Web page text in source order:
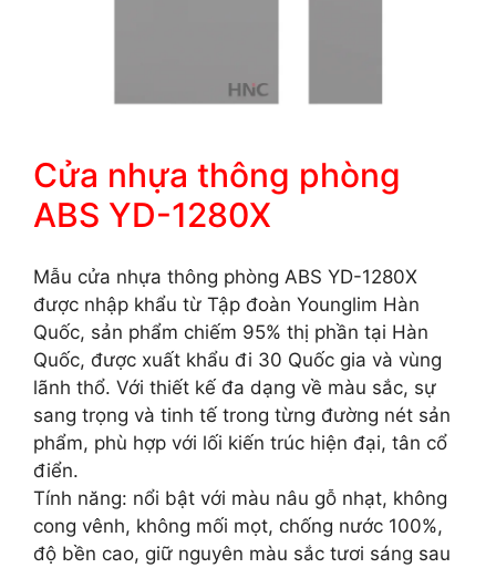
Cửa nhựa thông phòng
ABS YD-1280X
Mẫu cửa nhựa thông phòng ABS YD-1280X
được nhập khẩu từ Tập đoàn Younglim Hàn
Quốc, sản phẩm chiếm 95% thị phần tại Hàn
Quốc, được xuất khẩu đi 30 Quốc gia và vùng
lãnh thổ. Với thiết kế đa dạng về màu sắc, sự
sang trọng và tinh tế trong từng đường nét sản
phẩm, phù hợp với lối kiến trúc hiện đại, tân cổ
điển.
Tính năng: nổi bật với màu nâu gỗ nhạt, không
cong vênh, không mối mọt, chống nước 100%,
độ bền cao, giữ nguyên màu sắc tươi sáng sau